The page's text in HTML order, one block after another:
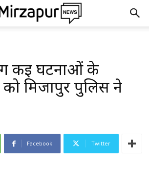
कई घटनाओं के
मिर्जापुर पुलिस ने
Facebook Twitter